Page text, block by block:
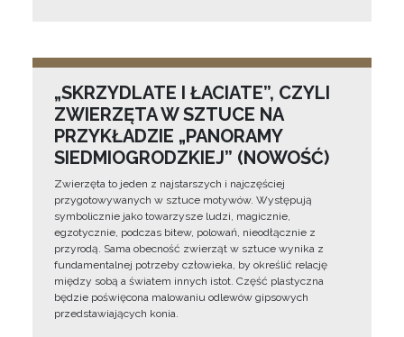
„SKRZYDLATE I ŁACIATE”, CZYLI
ZWIERZĘTA W SZTUCE NA
PRZYKŁADZIE „PANORAMY
SIEDMIOGRODZKIEJ” (NOWOŚĆ)
Zwierzęta to jeden z najstarszych i najczęściej
przygotowywanych w sztuce motywów. Występują
symbolicznie jako towarzysze ludzi, magicznie,
egzotycznie, podczas bitew, polowań, nieodłącznie z
przyrodą. Sama obecność zwierząt w sztuce wynika z
fundamentalnej potrzeby człowieka, by określić relację
między sobą a światem innych istot. Część plastyczna
będzie poświęcona malowaniu odlewów gipsowych
przedstawiających konia.